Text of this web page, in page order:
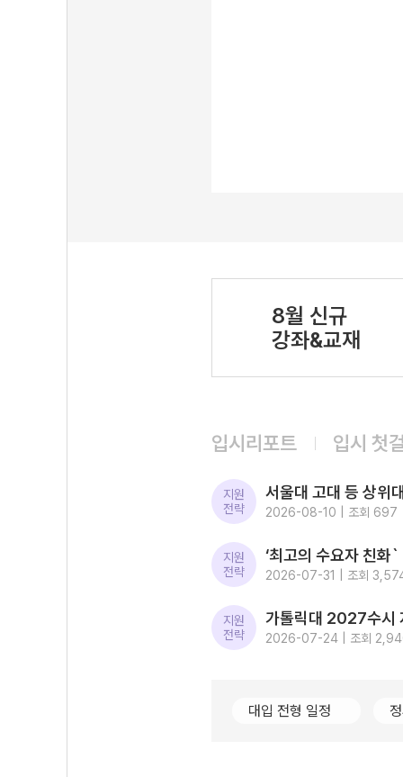
8월 신규
강좌&교재
입시리포트 입시 첫
지원
전략
2026-08-10 | 조회 697
지원
전략
2026-07-31 | 조회
지원
전략
2026-07-24 | 조회
대입 전형 일정